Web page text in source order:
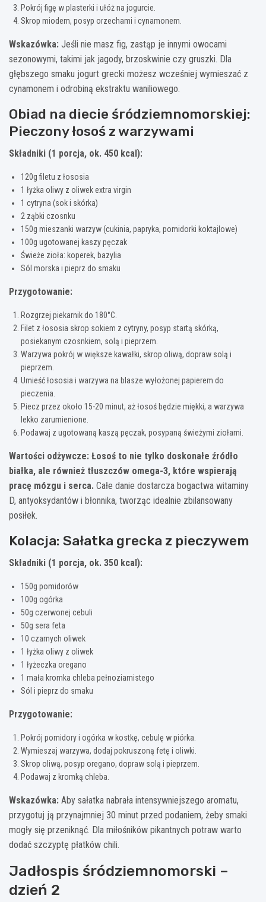
Pokrój figę w plasterki i ułóż na jogurcie.
Skrop miodem, posyp orzechami i cynamonem.
Wskazówka: Jeśli nie masz fig, zastąp je innymi owocami
sezonowymi, takimi jak jagody, brzoskwinie czy gruszki. Dla
głębszego smaku jogurt grecki możesz wcześniej wymieszać z
cynamonem i odrobiną ekstraktu waniliowego.
Obiad na diecie śródziemnomorskiej:
Pieczony łosoś z warzywami
Składniki (1 porcja, ok. 450 kcal):
120g filetu z łososia
1 łyżka oliwy z oliwek extra virgin
1 cytryna (sok i skórka)
2 ząbki czosnku
150g mieszanki warzyw (cukinia, papryka, pomidorki koktajlowe)
100g ugotowanej kaszy pęczak
Świeże zioła: koperek, bazylia
Sól morska i pieprz do smaku
Przygotowanie:
Rozgrzej piekarnik do 180°C.
Filet z łososia skrop sokiem z cytryny, posyp startą skórką,
posiekanym czosnkiem, solą i pieprzem.
Warzywa pokrój w większe kawałki, skrop oliwą, dopraw solą i
pieprzem.
Umieść łososia i warzywa na blasze wyłożonej papierem do
pieczenia.
Piecz przez około 15-20 minut, aż łosoś będzie miękki, a warzywa
lekko zarumienione.
Podawaj z ugotowaną kaszą pęczak, posypaną świeżymi ziołami.
Wartości odżywcze: Łosoś to nie tylko doskonałe źródło
białka, ale również tłuszczów omega-3, które wspierają
pracę mózgu i serca. Całe danie dostarcza bogactwa witaminy
D, antyoksydantów i błonnika, tworząc idealnie zbilansowany
posiłek.
Kolacja: Sałatka grecka z pieczywem
Składniki (1 porcja, ok. 350 kcal):
150g pomidorów
100g ogórka
50g czerwonej cebuli
50g sera feta
10 czarnych oliwek
1 łyżka oliwy z oliwek
1 łyżeczka oregano
1 mała kromka chleba pełnoziarnistego
Sól i pieprz do smaku
Przygotowanie:
Pokrój pomidory i ogórka w kostkę, cebulę w piórka.
Wymieszaj warzywa, dodaj pokruszoną fetę i oliwki.
Skrop oliwą, posyp oregano, dopraw solą i pieprzem.
Podawaj z kromką chleba.
Wskazówka: Aby sałatka nabrała intensywniejszego aromatu,
przygotuj ją przynajmniej 30 minut przed podaniem, żeby smaki
mogły się przeniknąć. Dla miłośników pikantnych potraw warto
dodać szczyptę płatków chili.
Jadłospis śródziemnomorski –
dzień 2